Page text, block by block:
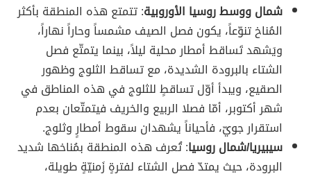
شمال ووسط روسيا الأوروبية: تتمتع هذه المنطقة بأكثر
المُناخ تنوّعاً، يكون فصل الصيف مشمساً وحاراً نهاراً،
ويَشهد تَساقط أمطار محلية ليلاً، بينما يتمتّع فصل
الشتاء بالبرودة الشديدة، مع تساقط الثلوج وظهور
الصقيع، ويبدأ أوّل تساقطٍ للثلوج في هذه المناطق في
شهر أكتوبر، أمّا فصلا الربيع والخريف فيتمتّعان بعدم
استقرار جويّ، فأحياناً يشهدان سقوط أمطارٍ وثلوج.
سيبيريا/شمال روسيا: تُعرف هذه المنطقة بمُناخها شديد
البرودة، حيث يمتدّ فصل الشتاء لفترةٍ زَمنيّةٍ طويلة،